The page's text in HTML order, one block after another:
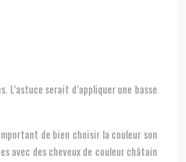
serait d’appliquer une basse
de bien choisir la couleur son
avec des cheveux de couleur châtain